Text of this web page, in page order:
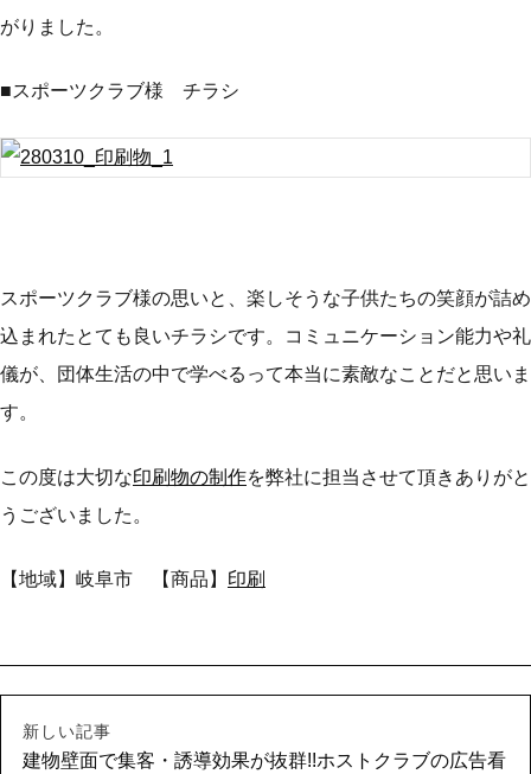
がりました。
■スポーツクラブ様 チラシ
スポーツクラブ様の思いと、楽しそうな子供たちの笑顔が詰め
込まれたとても良いチラシです。コミュニケーション能力や礼
儀が、団体生活の中で学べるって本当に素敵なことだと思いま
す。
この度は大切な印刷物の制作を弊社に担当させて頂きありがと
うございました。
【地域】岐阜市 【商品】 印刷
新しい記事
建物壁面で集客・誘導効果が抜群!!ホストクラブの広告看